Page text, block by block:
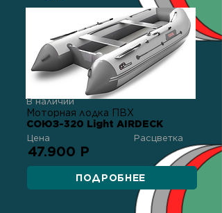
В наличии
Моторная лодка ПВХ
СОЮЗ-320 Light AIRDECK
Цена Расцветка
47.900 Р
ПОДРОБНЕЕ